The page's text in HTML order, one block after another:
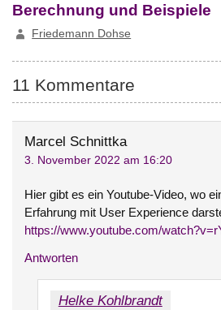
Berechnung und Beispiele
Friedemann Dohse
11 Kommentare
Marcel Schnittka
3. November 2022 am 16:20
Hier gibt es ein Youtube-Video, wo
Erfahrung mit User Experience
https://www.youtube.com/
Antworten
Helke Kohlbrandt